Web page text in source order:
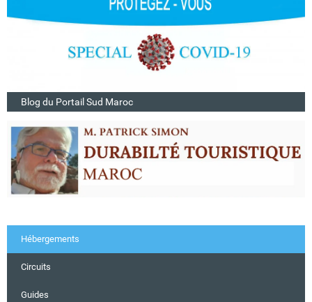
Blog du Portail Sud Maroc
Hébergements
Circuits
Guides